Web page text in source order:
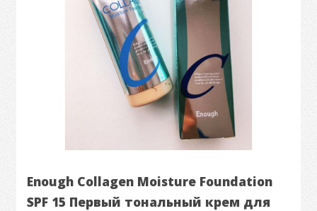
Enough Collagen Moisture Foundation
SPF 15 Первый тональный крем для